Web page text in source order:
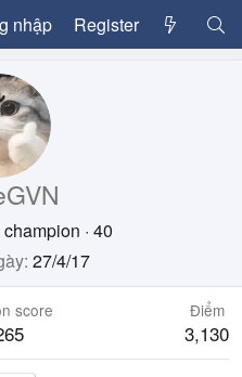
nhập Register
· 40
27/4/17
score Điểm
3,130